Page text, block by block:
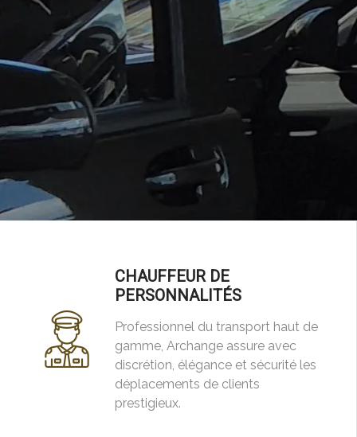
CHAUFFEUR DE
PERSONNALITÉS
Professionnel du transport haut de
gamme, Archange assure avec
discrétion, élégance et sécurité les
déplacements de clients
prestigieux.